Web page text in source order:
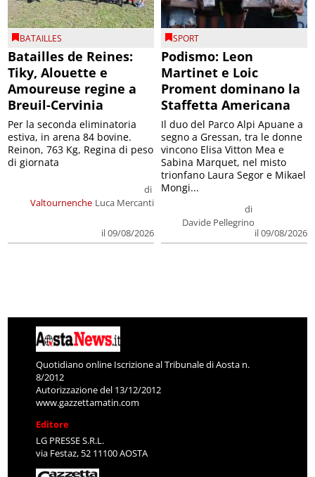
BATAILLES
Batailles de Reines:
Tiky, Alouette e
Amoureuse regine a
Breuil-Cervinia
Luca Mercanti
Per la seconda eliminatoria
estiva, in arena 84 bovine.
Reinon, 763 Kg, Regina di peso
di giornata
SPORT
Podismo: Leon
Martinet e Loic
Proment dominano la
Staffetta Americana
Davide Pellegrino
Il duo del Parco Alpi Apuane a
segno a Gressan, tra le donne
vincono Elisa Vitton Mea e
Sabina Marquet, nel misto
trionfano Laura Segor e Mikael
Mongi...
Quotidiano online Iscrizione al Tribunale di Aosta n.
8/2012
Autorizzazione del 13/12/2012
www.gazzettamatin.com
Editore
LG PRESSE S.R.L.
via Festaz, 52 11100 AOSTA